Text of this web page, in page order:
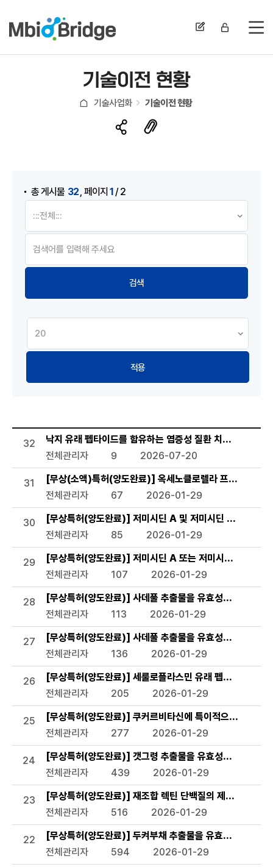
전
기술이전 현황
기술사업화 기술이전 현황
총 게시물 32 ,페이지1/ 2
적용
기술이전 현황 목록으로 번호, 제목, 작성자, 조회수,등록일, 첨
32
낙지 유래 펩타이드를 함유하는 염증성 질환 치료용 약학 조
전체관리자
9 2026-07-20
31
[무상(소액)특허(양도완료)] 옥세노클로렐라 프로토테코
전체관리자
67 2026-01-29
30
[무상특허(양도완료)] 저미시딘 A 및 저미시딘 B를 생산
전체관리자
85 2026-01-29
29
[무상특허(양도완료)] 저미시딘 A 또는 저미시딘 B를 활성
전체관리자
107 2026-01-29
28
[무상특허(양도완료)] 사데풀 추출물을 유효성분으로 함유
전체관리자
113 2026-01-29
27
[무상특허(양도완료)] 사데풀 추출물을 유효성분으로 함유
전체관리자
136 2026-01-29
26
[무상특허(양도완료)] 세룰로플라스민 유래 펩타이드 및
전체관리자
205 2026-01-29
25
[무상특허(양도완료)] 쿠커르비타신에 특이적으로 결합하
전체관리자
277 2026-01-29
24
[무상특허(양도완료)] 갯그령 추출물을 유효성분으로 함유
전체관리자
439 2026-01-29
23
[무상특허(양도완료)] 재조합 렉틴 단백질의 제조방법 및
전체관리자
516 2026-01-29
22
[무상특허(양도완료)] 두켜부채 추출물을 유효성분으로 함
전체관리자
594 2026-01-29